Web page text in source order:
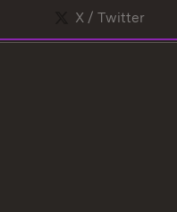
X / Twitter